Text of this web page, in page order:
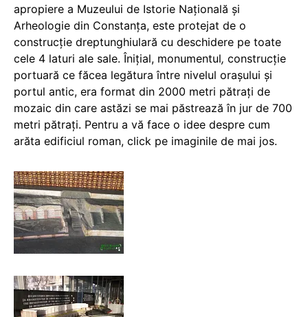
apropiere a Muzeului de Istorie Naţională şi
Arheologie din Constanţa, este protejat de o
construcție dreptunghiulară cu deschidere pe toate
cele 4 laturi ale sale. Înițial, monumentul, construcție
portuară ce făcea legătura între nivelul orașului și
portul antic, era format din 2000 metri pătrați de
mozaic din care astăzi se mai păstrează în jur de 700
metri pătrați. Pentru a vă face o idee despre cum
arăta edificiul roman, click pe imaginile de mai jos.